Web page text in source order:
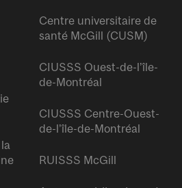
Centre universitaire de
santé McGill (CUSM)
CIUSSS Ouest-de-l’île-
de-Montréal
CIUSSS Centre-Ouest-
de-l’île-de-Montréal
RUISSS McGill